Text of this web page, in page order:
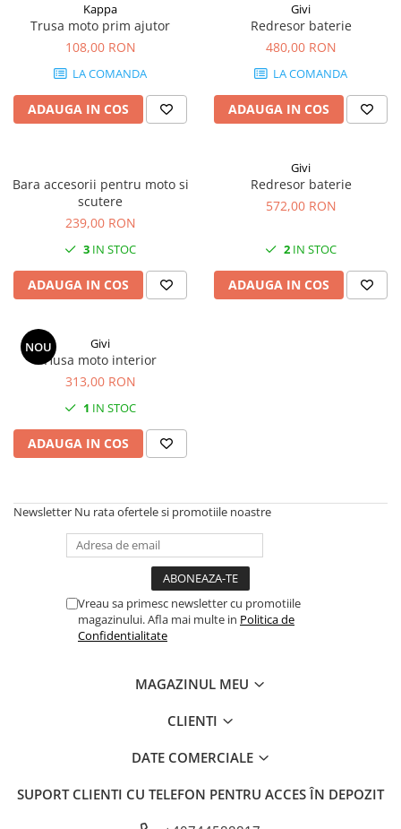
Kappa
Trusa moto prim ajutor
108,00 RON
LA COMANDA
ADAUGA IN COS
Givi
Redresor baterie
480,00 RON
LA COMANDA
ADAUGA IN COS
Bara accesorii pentru moto si
scutere
239,00 RON
3 IN STOC
ADAUGA IN COS
Givi
Redresor baterie
572,00 RON
2 IN STOC
ADAUGA IN COS
NOU Givi
Husa moto interior
313,00 RON
1 IN STOC
ADAUGA IN COS
Newsletter Nu rata ofertele si promotiile noastre
Vreau sa primesc newsletter cu promotiile
magazinului. Afla mai multe in Politica de
Confidentialitate
MAGAZINUL MEU
CLIENTI
DATE COMERCIALE
SUPORT CLIENTI CU TELEFON PENTRU ACCES ÎN DEPOZIT